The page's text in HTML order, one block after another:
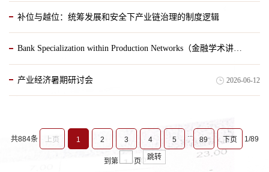
补位与越位：统筹发展和安全下产业链治理的制度逻辑
Bank Specialization within Production Networks（金融学术讲座第五十期）
产业经济暑期研讨会 2026-06-12
共884条 上页 1 2 3 4 5 89 下页 1/89
到第 页
跳转